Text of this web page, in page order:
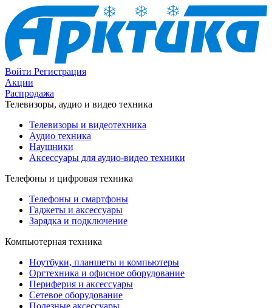
Войти Регистрация
Акции
Распродажа
Телевизоры, аудио и видео техника
Телевизоры и видеотехника
Аудио техника
Наушники
Аксессуары для аудио-видео техники
Телефоны и цифровая техника
Телефоны и смартфоны
Гаджеты и аксессуары
Зарядка и подключение
Компьютерная техника
Ноутбуки, планшеты и компьютеры
Оргтехника и офисное оборудование
Периферия и аксессуары
Cетевое оборудование